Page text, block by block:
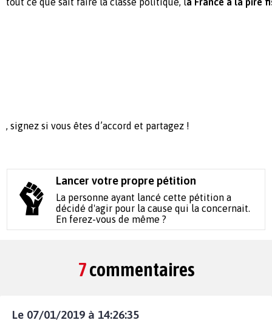
, signez si vous êtes d’accord et partagez !
Lancer votre propre pétition
La personne ayant lancé cette pétition a
décidé d'agir pour la cause qui la concernait.
En ferez-vous de même ?
7commentaires
Le 07/01/2019 à 14:26:35